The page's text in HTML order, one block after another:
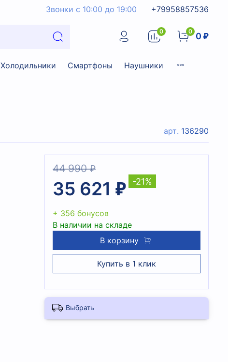
Звонки с 10:00 до 19:00 +79958857536
0 0 0 ₽
Холодильники Смартфоны Наушники
арт. 136290
44 990 ₽
35 621 ₽ -21%
+ 356 бонусов
В наличии на складе
В корзину
Купить в 1 клик
Выбрать